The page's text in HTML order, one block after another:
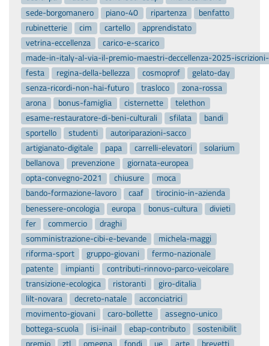
sede-borgomanero
piano-40 ripartenza
benfatto
rubinetterie
cim cartello
apprendistato
vetrina-eccellenza
carico-e-scarico
made-in-italy-al-via-il-premio-maestri-deccellenza-2025-
festa
regina-della-bellezza cosmoprof
gelato-day
senza-ricordi-non-hai-futuro
trasloco
zona-rossa
arona
bonus-famiglia cisternette
telethon
esame-restauratore-di-beni-culturali
sfilata
bandi
sportello
studenti
autoriparazioni-sacco
artigianato-digitale
papa carrelli-elevatori
solarium
bellanova
prevenzione
giornata-europea
opta-convegno-2021
chiusure
moca
bando-formazione-lavoro
caaf
tirocinio-in-azienda
benessere-oncologia
europa bonus-cultura
divieti
fer
commercio
draghi
somministrazione-cibi-e-bevande
michela-maggi
riforma-sport
gruppo-giovani
fermo-nazionale
patente
impianti
contributi-rinnovo-parco-veicolare
transizione-ecologica
ristoranti
giro-ditalia
lilt-novara
decreto-natale
acconciatrici
movimento-giovani
caro-bollette
assegno-unico
bottega-scuola
isi-inail ebap-contributo
sostenibilit